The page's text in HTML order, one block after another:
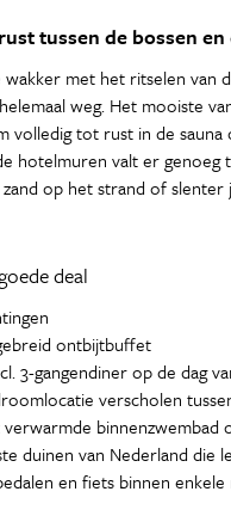
tussen de bossen
met het ritselen van
weg. Het mooiste
volledig tot rust in de
hotelmuren valt er
op het strand of
deal
ontbijtbuffet
3-gangendiner op de dag
verscholen
duinen van Nederland
en fiets binnen